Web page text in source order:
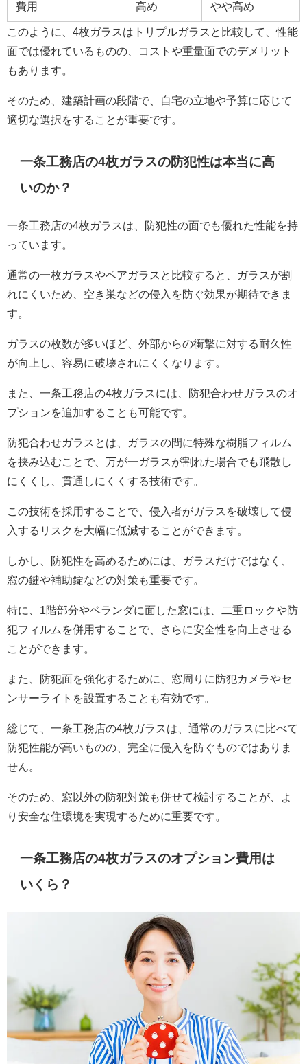
費用 高め やや高め
このように、4枚ガラスはトリプルガラスと比較して、性能
面では優れているものの、コストや重量面でのデメリット
もあります。
そのため、建築計画の段階で、自宅の立地や予算に応じて
適切な選択をすることが重要です。
一条工務店の4枚ガラスの防犯性は本当に高
いのか？
一条工務店の4枚ガラスは、防犯性の面でも優れた性能を持
っています。
通常の一枚ガラスやペアガラスと比較すると、ガラスが割
れにくいため、空き巣などの侵入を防ぐ効果が期待できま
す。
ガラスの枚数が多いほど、外部からの衝撃に対する耐久性
が向上し、容易に破壊されにくくなります。
また、一条工務店の4枚ガラスには、防犯合わせガラスのオ
プションを追加することも可能です。
防犯合わせガラスとは、ガラスの間に特殊な樹脂フィルム
を挟み込むことで、万が一ガラスが割れた場合でも飛散し
にくくし、貫通しにくくする技術です。
この技術を採用することで、侵入者がガラスを破壊して侵
入するリスクを大幅に低減することができます。
しかし、防犯性を高めるためには、ガラスだけではなく、
窓の鍵や補助錠などの対策も重要です。
特に、1階部分やベランダに面した窓には、二重ロックや防
犯フィルムを併用することで、さらに安全性を向上させる
ことができます。
また、防犯面を強化するために、窓周りに防犯カメラやセ
ンサーライトを設置することも有効です。
総じて、一条工務店の4枚ガラスは、通常のガラスに比べて
防犯性能が高いものの、完全に侵入を防ぐものではありま
せん。
そのため、窓以外の防犯対策も併せて検討することが、よ
り安全な住環境を実現するために重要です。
一条工務店の4枚ガラスのオプション費用は
いくら？